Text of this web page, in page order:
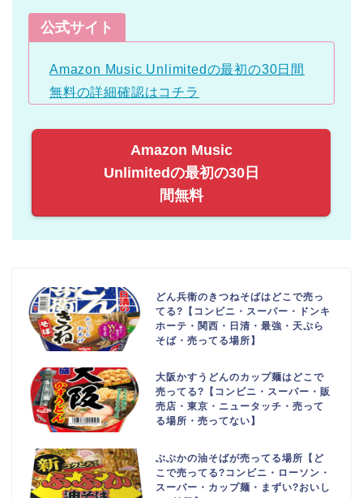
公式サイト
Amazon Music Unlimitedの最初の30日間
無料の詳細確認はコチラ
Amazon Music
Unlimitedの最初の30日
間無料
どん兵衛のきつねそばはどこで売っ
てる?【コンビニ・スーパー・ドンキ
ホーテ・関西・日清・最強・天ぷら
そば・売ってる場所】
大阪かすうどんのカップ麺はどこで
売ってる?【コンビニ・スーパー・販
売店・東京・ニュータッチ・売って
る場所・売ってない】
ぶぶかの油そばが売ってる場所【ど
こで売ってる?コンビニ・ローソン・
スーパー・カップ麺・まずい?おいし